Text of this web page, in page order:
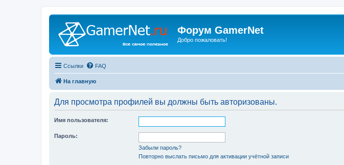
Форум GamerNet
Добро пожаловать!
Ссылки FAQ
На главную
Для просмотра профилей вы должны быть авторизованы.
Имя пользователя:
Пароль:
Забыли пароль?
Повторно выслать письмо для активации учётной записи